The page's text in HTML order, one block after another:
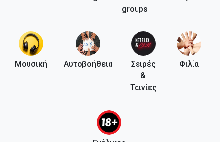
groups
Μουσική Αυτοβοήθεια
Σειρές
&
Ταινίες
Φιλία